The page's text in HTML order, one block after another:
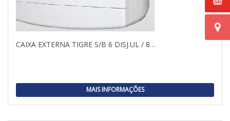
CAIXA EXTERNA TIGRE S/B 6 DISJ.UL / 8…
MAIS INFORMAÇÕES